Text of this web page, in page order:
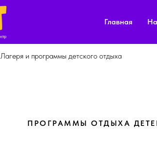
Главная
Лагеря и программы детского отдыха
ПРОГРАММЫ ОТДЫХА